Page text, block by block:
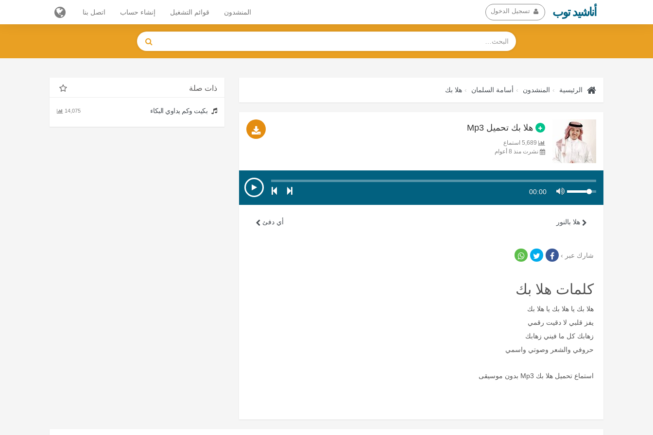
أناشيد توب تسجيل الدخول المنشدون قوائم التشغيل إنشاء حساب اتصل بنا
الرئيسية المنشدون أسامة السلمان هلا بك
هلا بك تحميل Mp3
نشرت منذ 8 أعوام
00:00
أي دفئ هلا بالنور
شارك عبر ›
كلمات هلا بك
هلا بك يا هلا بك يا هلا بك
يفز قلبي لا دقيت رقمي
زهابك كل ما فيني زهابك
حروفي والشعر وصوتي واسمي
استماع تحميل هلا بك Mp3 بدون موسيقى
ذات صلة
بكيت وكم يداوي البكاء 14,075